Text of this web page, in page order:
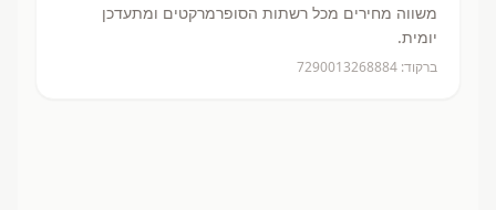
משווה מחירים מכל רשתות הסופרמרקטים ומתעדכן
יומית.
ברקוד: 7290013268884